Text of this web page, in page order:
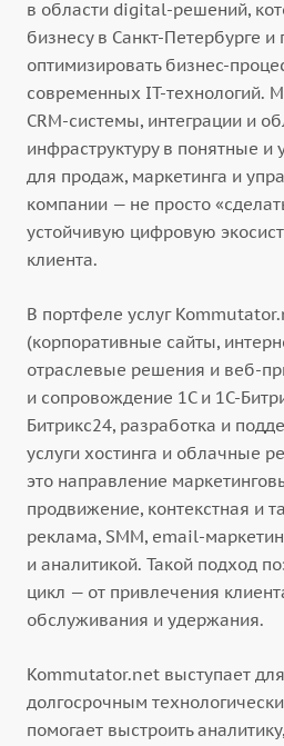
в области digital-решений,
бизнесу в Санкт-Петербурге и
оптимизировать бизнес-
современных IT-технологий.
CRM-системы, интеграции и
инфраструктуру в понятные
для продаж, маркетинга и
компании — не просто
устойчивую цифровую
клиента.
В портфеле услуг
(корпоративные сайты,
отраслевые решения и веб-
и сопровождение 1С и 1С-
Битрикс24, разработка и
услуги хостинга и облачные
это направление
продвижение, контекстная и
реклама, SMM, email-
и аналитикой. Такой подход
цикл — от привлечения
обслуживания и удержания.
Kommutator.net выступает
долгосрочным
помогает выстроить